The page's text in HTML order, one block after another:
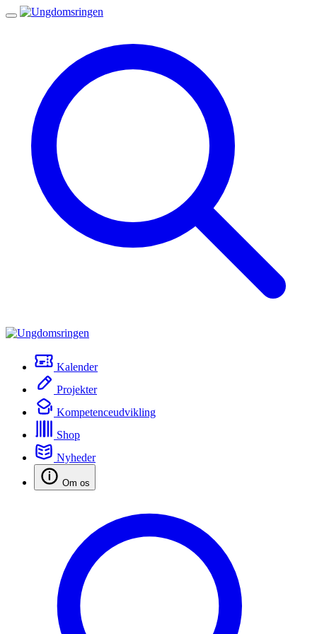
Kalender
Projekter
Kompetenceudvikling
Shop
Nyheder
Om os